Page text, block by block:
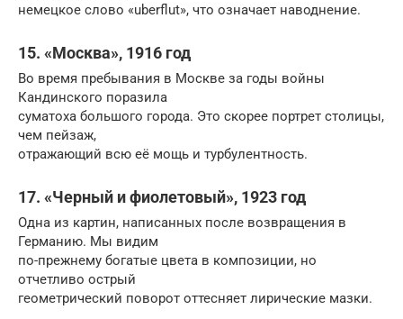
немецкое слово «uberflut», что означает наводнение.
15. «Москва», 1916 год
Во время пребывания в Москве за годы войны
Кандинского поразила
суматоха большого города. Это скорее портрет столицы,
чем пейзаж,
отражающий всю её мощь и турбулентность.
17. «Черный и фиолетовый», 1923 год
Одна из картин, написанных после возвращения в
Германию. Мы видим
по-прежнему богатые цвета в композиции, но
отчетливо острый
геометрический поворот оттесняет лирические мазки.